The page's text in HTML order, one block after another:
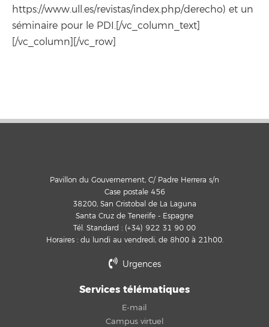
https://www.ull.es/revistas/index.php/derecho) et un
séminaire pour le PDI.[/vc_column_text]
[/vc_column][/vc_row]
Pavillon du Gouvernement, C/ Padre Herrera s/n
Case postale 456
38200, San Cristobal de La Laguna
Santa Cruz de Tenerife - Espagne
Tél. Standard : (+34) 922 31 90 00
Horaires : du lundi au vendredi, de 8h00 à 21h00.
Urgences
Services télématiques
E-mail
Campus virtuel